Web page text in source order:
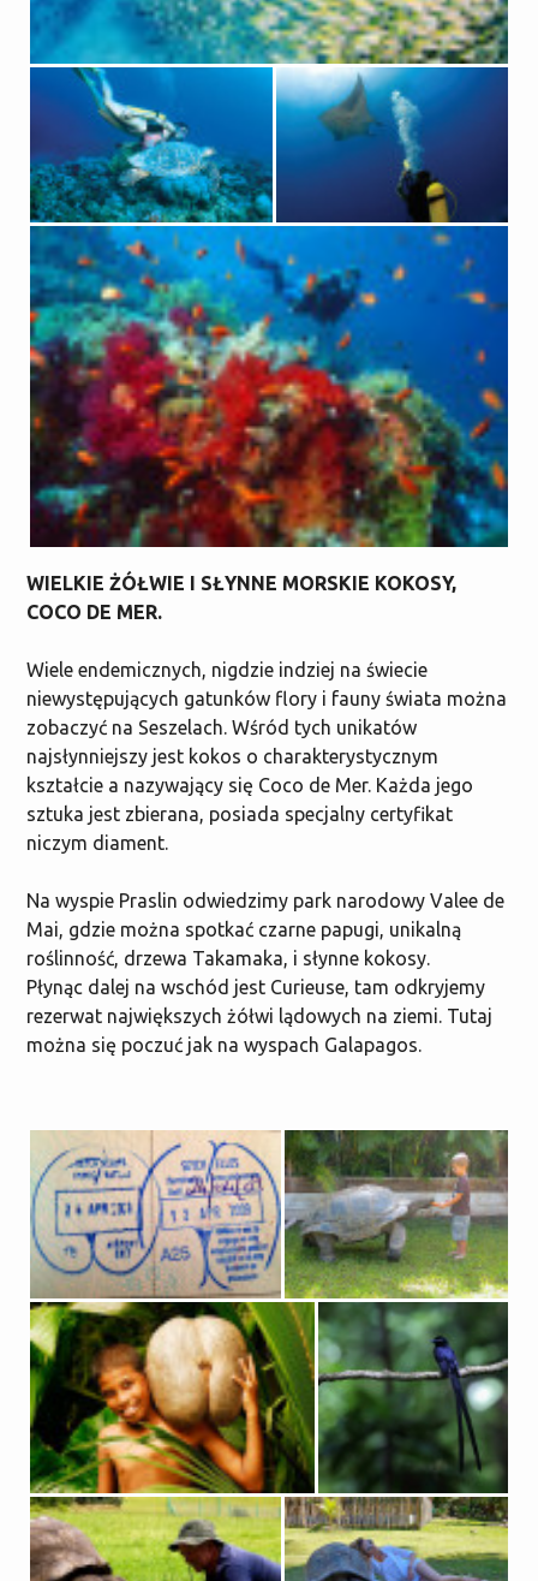
WIELKIE ŻÓŁWIE I SŁYNNE MORSKIE KOKOSY,
COCO DE MER.
Wiele endemicznych, nigdzie indziej na świecie
niewystępujących gatunków flory i fauny świata można
zobaczyć na Seszelach. Wśród tych unikatów
najsłynniejszy jest kokos o charakterystycznym
kształcie a nazywający się Coco de Mer. Każda jego
sztuka jest zbierana, posiada specjalny certyfikat
niczym diament.
Na wyspie Praslin odwiedzimy park narodowy Valee de
Mai, gdzie można spotkać czarne papugi, unikalną
roślinność, drzewa Takamaka, i słynne kokosy.
Płynąc dalej na wschód jest Curieuse, tam odkryjemy
rezerwat największych żółwi lądowych na ziemi. Tutaj
można się poczuć jak na wyspach Galapagos.